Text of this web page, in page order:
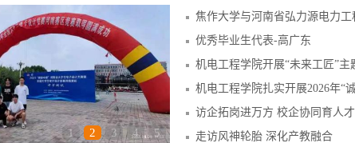
1 2 3 4 5
优秀毕业生代表-高广东
访企拓岗进万方 校企协同育人才
走访风神轮胎 深化产教融合